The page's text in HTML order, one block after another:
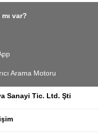
mı var?
Arama Motoru
Sanayi Tic. Ltd. Şti